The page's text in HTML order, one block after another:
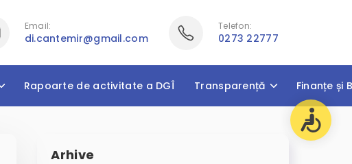
Email:
di.cantemir@gmail.com
Telefon:
0273 22777
Rapoarte de activitate a DGÎ Transparență Finanțe și
Arhive